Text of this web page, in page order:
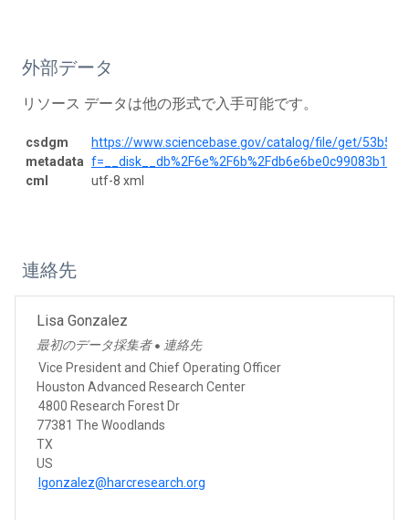
外部データ
リソース データは他の形式で入手可能です。
csdgm
metadata
cml
https://www.sciencebase.gov/catalog/file/get/
utf-8 xml
連絡先
Lisa Gonzalez
最初のデータ採集者 ● 連絡先
Vice President and Chief Operating Officer
Houston Advanced Research Center
4800 Research Forest Dr
77381 The Woodlands
TX
US
lgonzalez@harcresearch.org